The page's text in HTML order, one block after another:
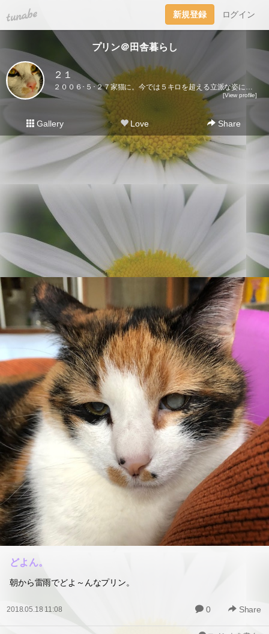
tuna.be 新規登録 ログイン
プリン＠田舎暮らし
２１
２００６･５･２７家猫に。今では５キロを超える立派な姿になりました♪ここに登場するのはプリンだけ。２０２１･５･３０虹の橋を渡りました｡
[View profile]
Gallery Love Share
どよん。
朝から雷雨でどよ～んなプリン。
2018.05.18 11:08 0 Share